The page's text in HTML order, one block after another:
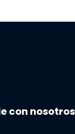
con nosotros